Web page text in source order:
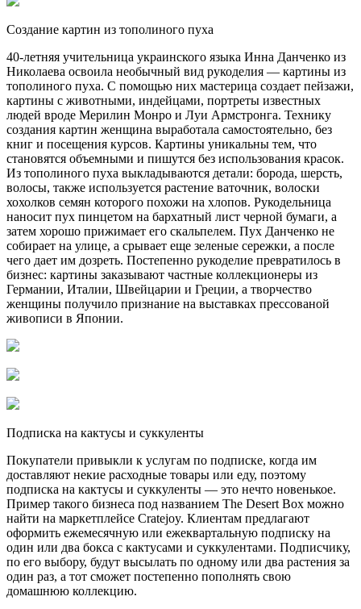
Создание картин из тополиного пуха
40-летняя учительница украинского языка Инна Данченко из
Николаева освоила необычный вид рукоделия — картины из
тополиного пуха. С помощью них мастерица создает пейзажи,
картины с животными, индейцами, портреты известных
людей вроде Мерилин Монро и Луи Армстронга. Технику
создания картин женщина выработала самостоятельно, без
книг и посещения курсов. Картины уникальны тем, что
становятся объемными и пишутся без использования красок.
Из тополиного пуха выкладываются детали: борода, шерсть,
волосы, также используется растение ваточник, волоски
хохолков семян которого похожи на хлопов. Рукодельница
наносит пух пинцетом на бархатный лист черной бумаги, а
затем хорошо прижимает его скальпелем. Пух Данченко не
собирает на улице, а срывает еще зеленые сережки, а после
чего дает им дозреть. Постепенно рукоделие превратилось в
бизнес: картины заказывают частные коллекционеры из
Германии, Италии, Швейцарии и Греции, а творчество
женщины получило признание на выставках прессованой
живописи в Японии.
Подписка на кактусы и суккуленты
Покупатели привыкли к услугам по подписке, когда им
доставляют некие расходные товары или еду, поэтому
подписка на кактусы и суккуленты — это нечто новенькое.
Пример такого бизнеса под названием The Desert Box можно
найти на маркетплейсе Сratejoy. Клиентам предлагают
оформить ежемесячную или ежеквартальную подписку на
один или два бокса с кактусами и суккулентами. Подписчику,
по его выбору, будут высылать по одному или два растения за
один раз, а тот сможет постепенно пополнять свою
домашнюю коллекцию.